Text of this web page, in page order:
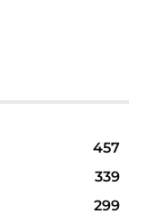
457
339
299